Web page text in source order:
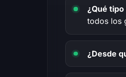
¿Qué
todos los
¿Desde